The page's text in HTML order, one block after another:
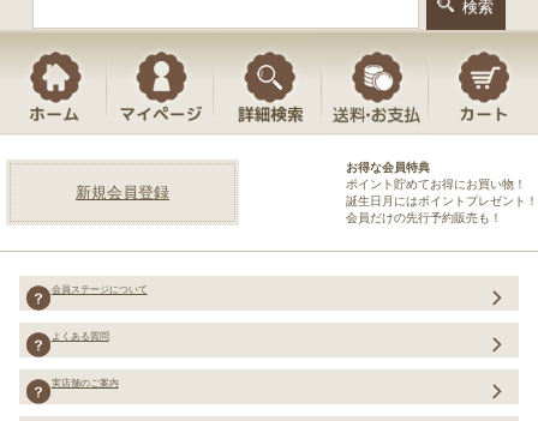
新規会員登録
お得な会員特典
ポイント貯めてお得にお買い物！
誕生日月にはポイントプレゼント！
会員だけの先行予約販売も！
会員ステージについて
よくある質問
実店舗のご案内